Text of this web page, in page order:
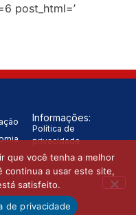
post_html=’
Informações:
Política de
privacidade
Envie sua notícia
que você tenha a melhor
continua a usar este site,
satisfeito.
de privacidade